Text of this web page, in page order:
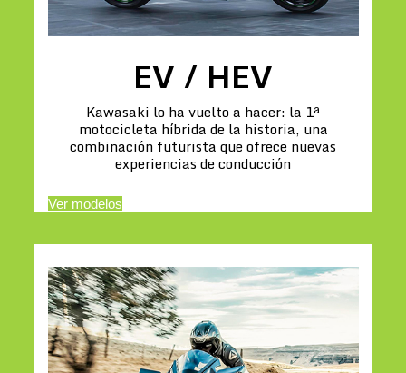
EV / HEV
Kawasaki lo ha vuelto a hacer: la 1ª
motocicleta híbrida de la historia, una
combinación futurista que ofrece nuevas
experiencias de conducción
Ver modelos